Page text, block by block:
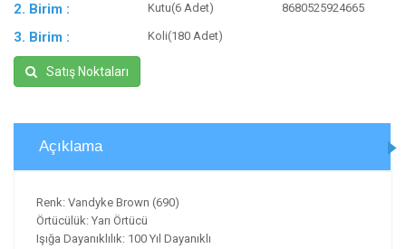
2. Birim : Kutu(6 Adet) 8680525924665
3. Birim : Koli(180 Adet)
Satış Noktaları
Açıklama
Renk: Vandyke Brown (690)
Örtücülük: Yarı Örtücü
Işığa Dayanıklılık: 100 Yıl Dayanıklı